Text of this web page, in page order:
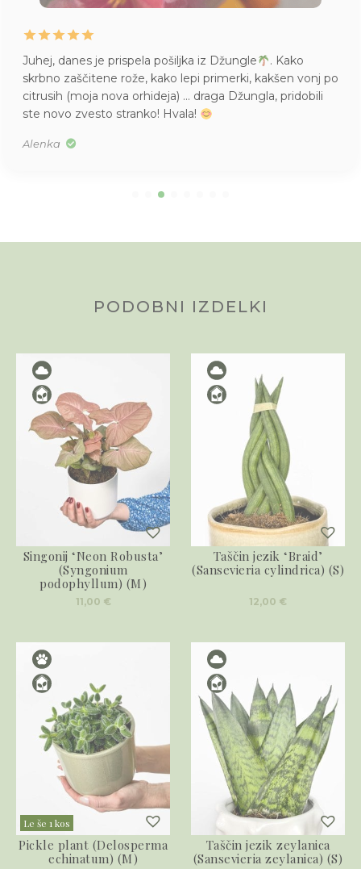
Juhej, danes je prispela pošiljka iz Džungle
. Kako
skrbno zaščitene rože, kako lepi primerki, kakšen vonj po
citrusih (moja nova orhideja) … draga Džungla, pridobili
ste novo zvesto stranko! Hvala!
Alenka
PODOBNI IZDELKI
Singonij ‘Neon Robusta’
(Syngonium
podophyllum) (M)
11,00 €
Taščin jezik ‘Braid’
(Sansevieria cylindrica) (S)
12,00 €
Le še 1 kos
Pickle plant (Delosperma
echinatum) (M)
Taščin jezik zeylanica
(Sansevieria zeylanica) (S)